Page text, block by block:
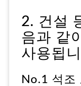
2. 건설
음과 같
사용됩
No.1 석조